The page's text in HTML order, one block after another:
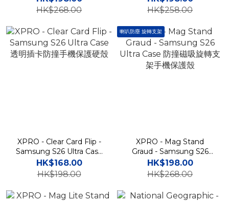
架手機保護殼 A57
HK$268.00
手機保護殼
HK$258.00
XPRO - Clear Card Flip -
Samsung S26 Ultra Case
透明插卡防撞手機保護硬殼
HK$168.00
HK$198.00
喇叭防塵 旋轉支架
XPRO - Mag Stand
Graud - Samsung S26
Ultra Case 防撞磁吸旋轉支
架手機保護殼
HK$198.00
HK$268.00